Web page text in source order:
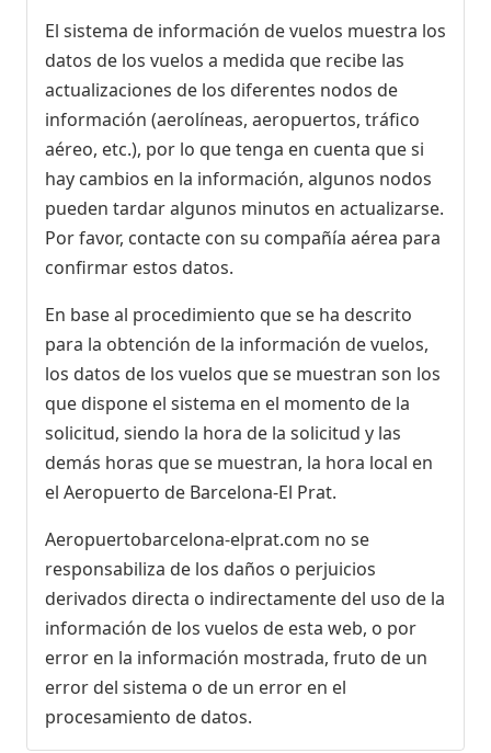
El sistema de información de vuelos muestra los
datos de los vuelos a medida que recibe las
actualizaciones de los diferentes nodos de
información (aerolíneas, aeropuertos, tráfico
aéreo, etc.), por lo que tenga en cuenta que si
hay cambios en la información, algunos nodos
pueden tardar algunos minutos en actualizarse.
Por favor, contacte con su compañía aérea para
confirmar estos datos.
En base al procedimiento que se ha descrito
para la obtención de la información de vuelos,
los datos de los vuelos que se muestran son los
que dispone el sistema en el momento de la
solicitud, siendo la hora de la solicitud y las
demás horas que se muestran, la hora local en
el Aeropuerto de Barcelona-El Prat.
Aeropuertobarcelona-elprat.com no se
responsabiliza de los daños o perjuicios
derivados directa o indirectamente del uso de la
información de los vuelos de esta web, o por
error en la información mostrada, fruto de un
error del sistema o de un error en el
procesamiento de datos.